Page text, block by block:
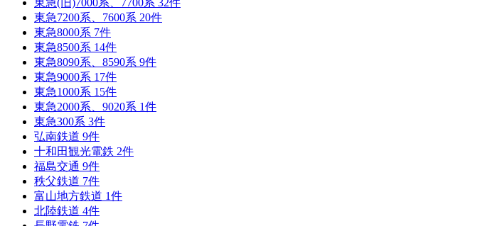
東急7200系、7600系 20件
東急8000系 7件
東急8500系 14件
東急8090系、8590系 9件
東急9000系 17件
東急1000系 15件
東急2000系、9020系 1件
東急300系 3件
弘南鉄道 9件
十和田観光電鉄 2件
福島交通 9件
秩父鉄道 7件
富山地方鉄道 1件
北陸鉄道 4件